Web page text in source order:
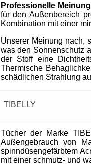
Professionelle Meinung
für den Außenbereich
Kombination mit einer
Unserer Meinung nach,
was den Sonnenschutz
der Stoff eine
Thermische
schädlichen Strahlung
TIBELLY
Tücher der Marke
Außengebrauch von
spinndüsengefärbtem
mit einer schmutz- und